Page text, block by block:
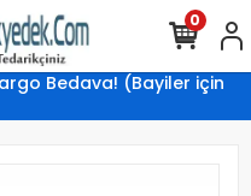
Bedava! (Bayiler için
0